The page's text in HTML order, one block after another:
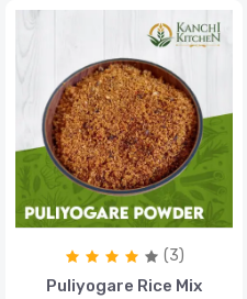
(3)
Puliyogare Rice Mix